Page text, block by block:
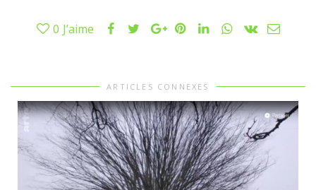
0 J’aime
ARTICLES CONNEXES